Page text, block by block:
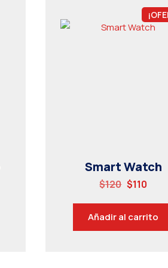
Smart Watch
$120 $110
Añadir al carrito